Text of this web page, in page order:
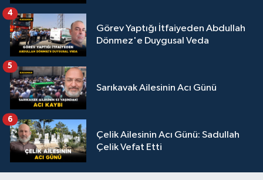
Görev Yaptığı İtfaiyeden Abdullah
Dönmez'e Duygusal Veda
4
Sarıkavak Ailesinin Acı Günü
5
Çelik Ailesinin Acı Günü: Sadullah
Çelik Vefat Etti
6